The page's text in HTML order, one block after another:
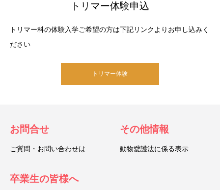
トリマー体験申込
トリマー科の体験入学ご希望の方は下記リンクよりお申し込みく
ださい
トリマー体験
お問合せ
ご質問・お問い合わせは
その他情報
動物愛護法に係る表示
卒業生の皆様へ